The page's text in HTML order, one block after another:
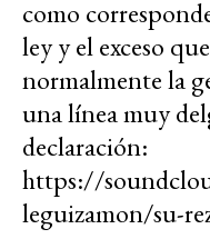
como
ley y el exceso
normalmente la
una línea muy
declaración:
https://
leguizamon/su-